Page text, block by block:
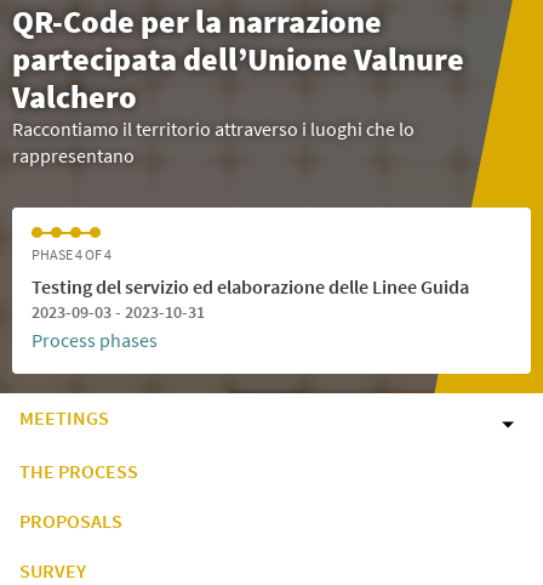
QR-Code per la narrazione
partecipata dell’Unione Valnure
Valchero
Raccontiamo il territorio attraverso i luoghi che lo
rappresentano
PHASE 4 OF 4
Testing del servizio ed elaborazione delle Linee Guida
2023-09-03 - 2023-10-31
Process phases
MEETINGS
THE PROCESS
PROPOSALS
SURVEY